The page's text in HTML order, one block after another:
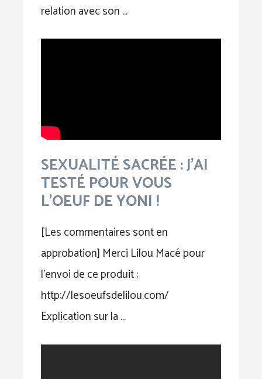
relation avec son …
SEXUALITÉ SACRÉE : J'AI
TESTÉ POUR VOUS
L'OEUF DE YONI !
[Les commentaires sont en
approbation] Merci Lilou Macé pour
l’envoi de ce produit ;
http://lesoeufsdelilou.com/
Explication sur la …